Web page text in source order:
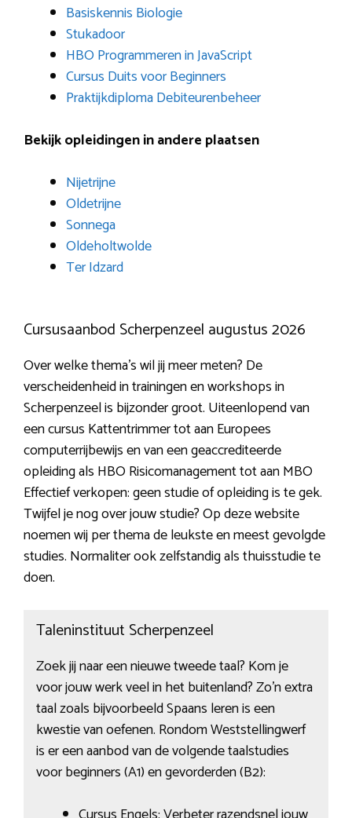
Basiskennis Biologie
Stukadoor
HBO Programmeren in JavaScript
Cursus Duits voor Beginners
Praktijkdiploma Debiteurenbeheer
Bekijk opleidingen in andere plaatsen
Nijetrijne
Oldetrijne
Sonnega
Oldeholtwolde
Ter Idzard
Cursusaanbod Scherpenzeel augustus 2026
Over welke thema’s wil jij meer meten? De
verscheidenheid in trainingen en workshops in
Scherpenzeel is bijzonder groot. Uiteenlopend van
een cursus Kattentrimmer tot aan Europees
computerrijbewijs en van een geaccrediteerde
opleiding als HBO Risicomanagement tot aan MBO
Effectief verkopen: geen studie of opleiding is te gek.
Twijfel je nog over jouw studie? Op deze website
noemen wij per thema de leukste en meest gevolgde
studies. Normaliter ook zelfstandig als thuisstudie te
doen.
Taleninstituut Scherpenzeel
Zoek jij naar een nieuwe tweede taal? Kom je
voor jouw werk veel in het buitenland? Zo’n extra
taal zoals bijvoorbeeld Spaans leren is een
kwestie van oefenen. Rondom Weststellingwerf
is er een aanbod van de volgende taalstudies
voor beginners (A1) en gevorderden (B2):